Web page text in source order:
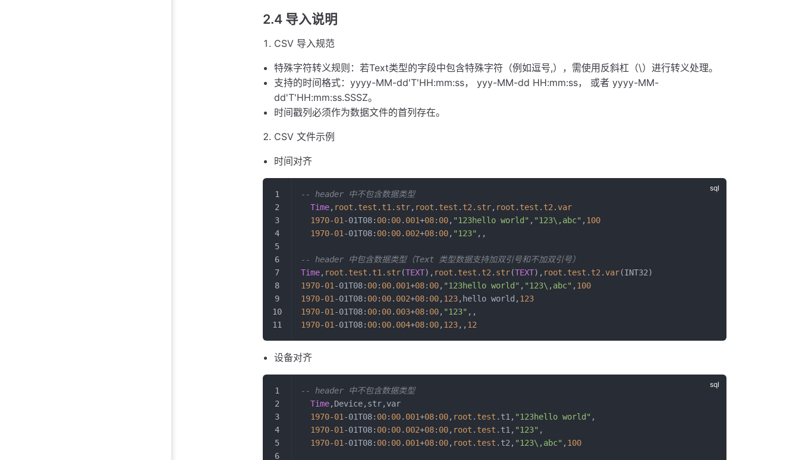
2.4 导入说明
CSV 导入规范
特殊字符转义规则：若Text类型的字段中包含特殊字符（例如逗号,），需使用反斜杠（\）​进行转义处理。
支持的时间格式：yyyy-MM-dd'T'HH:mm:ss， yyy-MM-dd HH:mm:ss， 或者 yyyy-MM-
dd'T'HH:mm:ss.SSSZ。
时间戳列​必须作为数据文件的首列存在。
CSV 文件示例
时间对齐
-- header 中不包含数据类型
  Time
, root . test . t1 . str, root . test . t2 . str, root . test . t2 .var
  1970
-01 -01T08: 00: 00. 001+08: 00, "123hello world" , "123\,abc" , 100
  1970
-01 -01T08: 00: 00. 002+08: 00, "123" ,,
-- header 中包含数据类型（Text 类型数据支持加双引号和不加双引号）
Time, root . test . t1 . str(TEXT), root . test . t2 . str(TEXT), root . test . t2 .var(INT32)
1970-01 -01T08: 00: 00. 001+08: 00, "123hello world" , "123\,abc" , 100
1970-01 -01T08: 00: 00. 002+08: 00, 123,hello world, 123
1970-01 -01T08: 00: 00. 003+08: 00, "123" ,,
1970-01 -01T08: 00: 00. 004+08: 00, 123,, 12
设备对齐
-- header 中不包含数据类型
  Time
,Device,str,var
  1970
-01 -01T08: 00: 00. 001+08: 00, root . test .t1, "123hello world" ,
  1970
-01 -01T08: 00: 00. 002+08: 00, root . test .t1, "123" ,
  1970
-01 -01T08: 00: 00. 001+08: 00, root . test .t2, "123\,abc" , 100